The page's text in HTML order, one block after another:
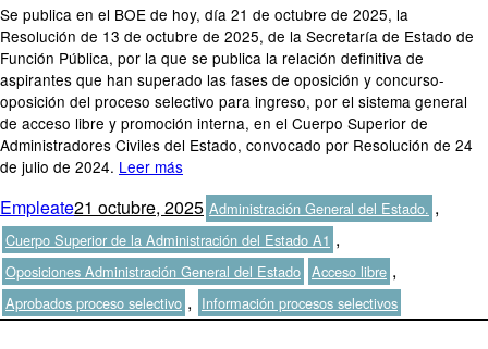
Se publica en el BOE de hoy, día 21 de octubre de 2025, la
Resolución de 13 de octubre de 2025, de la Secretaría de Estado de
Función Pública, por la que se publica la relación definitiva de
aspirantes que han superado las fases de oposición y concurso-
oposición del proceso selectivo para ingreso, por el sistema general
de acceso libre y promoción interna, en el Cuerpo Superior de
Administradores Civiles del Estado, convocado por Resolución de 24
de julio de 2024. Leer más
Autor
EmpleatePublicado
el
21 octubre, 2025Categorías
Administración General del Estado. ,
Cuerpo Superior de la Administración del Estado A1 ,
Oposiciones Administración General del Estado Etiquetas
Acceso libre ,
Aprobados proceso selectivo , Información procesos selectivos